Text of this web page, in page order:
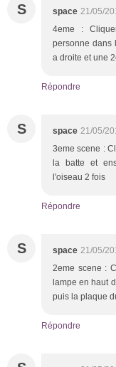
S space 21/05/
4eme :
personne dans
a droite et une
Répondre
S space 21/05/
3eme scene :
la batte et
l'oiseau 2 fois
Répondre
S space 21/05/
2eme scene :
lampe en haut
puis la plaque
Répondre